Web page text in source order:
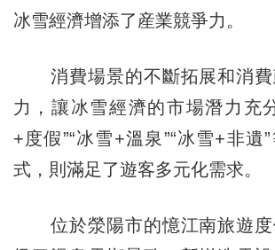
冰雪經濟增添了産業競爭力。
消費場景的不斷拓展和消費
力，讓冰雪經濟的市場潛力充
+度假”“冰雪+溫泉”“冰雪+非遺
式，則滿足了遊客多元化需求。
位於滎陽市的憶江南旅遊度